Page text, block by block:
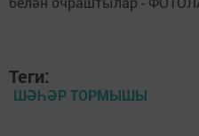
Теги:
ШӘҺӘР ТОРМЫШЫ